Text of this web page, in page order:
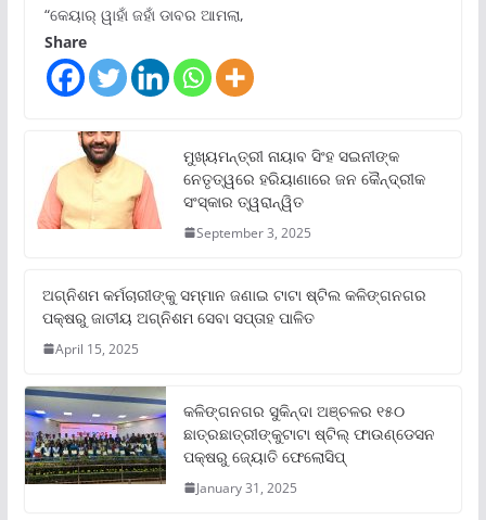
“କେୟାର୍ ୱାହାଁ ଜହାଁ ଡାବର ଆମଲା,
Share
ମୁଖ୍ୟମନ୍ତ୍ରୀ ନାୟାବ ସିଂହ ସଇନୀଙ୍କ
ନେତୃତ୍ୱରେ ହରିୟାଣାରେ ଜନ କୈନ୍ଦ୍ରୀକ
ସଂସ୍କାର ତ୍ୱରାନ୍ୱିତ
September 3, 2025
ଅଗ୍ନିଶମ କର୍ମଚାରୀଙ୍କୁ ସମ୍ମାନ ଜଣାଇ ଟାଟା ଷ୍ଟିଲ କଳିଙ୍ଗନଗର
ପକ୍ଷରୁ ଜାତୀୟ ଅଗ୍ନିଶମ ସେବା ସପ୍ତାହ ପାଳିତ
April 15, 2025
କଳିଙ୍ଗନଗର ସୁକିନ୍ଦା ଅଞ୍ଚଳର ୧୫୦
ଛାତ୍ରଛାତ୍ରୀଙ୍କୁଟାଟା ଷ୍ଟିଲ୍ ଫାଉଣ୍ଡେସନ
ପକ୍ଷରୁ ଜ୍ୟୋତି ଫେଲୋସିପ୍‌
January 31, 2025